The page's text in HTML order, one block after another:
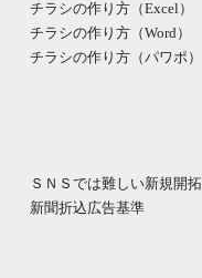
チラシの作り方（Excel）
チラシの作り方（Word）
チラシの作り方（パワポ）
ＳＮＳでは難しい新規開拓
新聞折込広告基準